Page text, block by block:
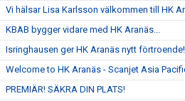
Vi hälsar Lisa Karlsson välkommen till HK
KBAB bygger vidare med HK Aranäs...
Isringhausen ger HK Aranäs nytt förtroende!
Welcome to HK Aranäs - Scanjet Asia
PREMIÄR! SÄKRA DIN PLATS!